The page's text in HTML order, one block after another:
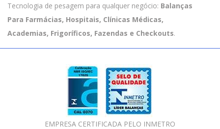
Tecnologia de pesagem para qualquer negócio: Balanças
Para Farmácias, Hospitais, Clínicas Médicas,
Academias, Frigoríficos, Fazendas e Checkouts.
EMPRESA CERTIFICADA PELO INMETRO